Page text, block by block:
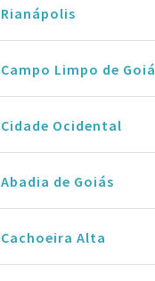
Rianápolis
Campo Limpo de
Cidade Ocidental
Abadia de Goiás
Cachoeira Alta